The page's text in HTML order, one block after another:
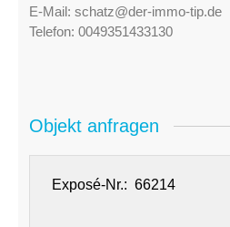
E-Mail: schatz@der-immo-tip.de
Telefon: 0049351433130
Objekt anfragen
Exposé-Nr.: